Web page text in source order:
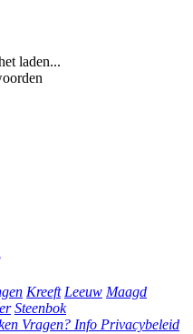
laden...
Kreeft Leeuw Maagd
Steenbok
Vragen? Info Privacybeleid